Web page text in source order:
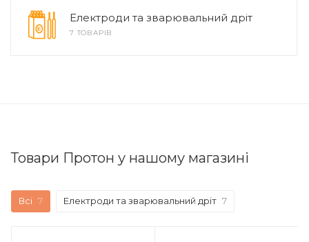
Електроди та зварювальний дріт
7 ТОВАРІВ
Товари Протон у нашому магазині
Всі 7 Електроди та зварювальний дріт 7